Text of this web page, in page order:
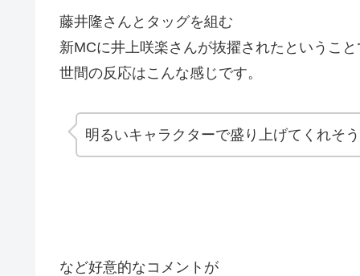
藤井隆さんとタッグを組む
新MCに井上咲楽さんが抜擢されたということ
世間の反応はこんな感じです。
明るいキャラクターで盛り上げてくれそう
など好意的なコメントが